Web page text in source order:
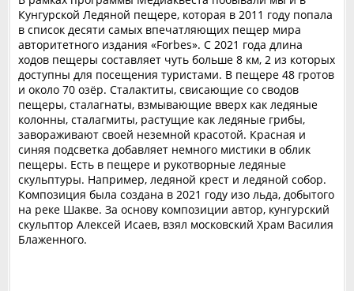
Кунгурской Ледяной пещере, которая в 2011 году попала
в список десяти самых впечатляющих пещер мира
авторитетного издания «Forbes». С 2021 года длина
ходов пещеры составляет чуть больше 8 км, 2 из которых
доступны для посещения туристами. В пещере 48 гротов
и около 70 озёр. Сталактиты, свисающие со сводов
пещеры, сталагнаты, взмывающие вверх как ледяные
колонны, сталагмиты, растущие как ледяные грибы,
завораживают своей неземной красотой. Красная и
синяя подсветка добавляет немного мистики в облик
пещеры. Есть в пещере и рукотворные ледяные
скульптуры. Например, ледяной крест и ледяной собор.
Композиция была создана в 2021 году изо льда, добытого
на реке Шакве. За основу композиции автор, кунгурский
скульптор Алексей Исаев, взял московский Храм Василия
Блаженного.